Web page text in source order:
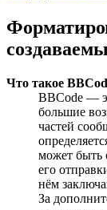
Что такое
BBCode —
большие
частей
может быть
его
нём
За